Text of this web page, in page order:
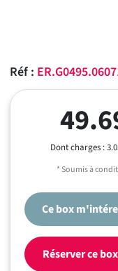
Réf :
Dont charges :
* Soumis à
Ce box
Réserver ce